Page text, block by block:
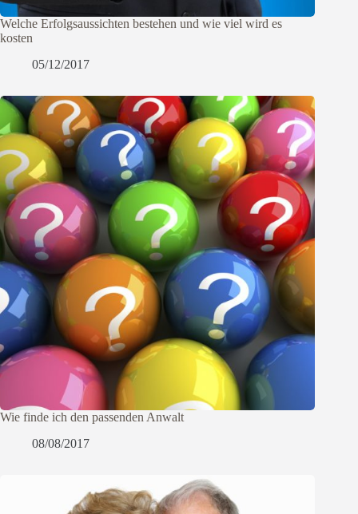
Welche Erfolgsaussichten bestehen und wie viel wird es
kosten
05/12/2017
Wie finde ich den passenden Anwalt
08/08/2017